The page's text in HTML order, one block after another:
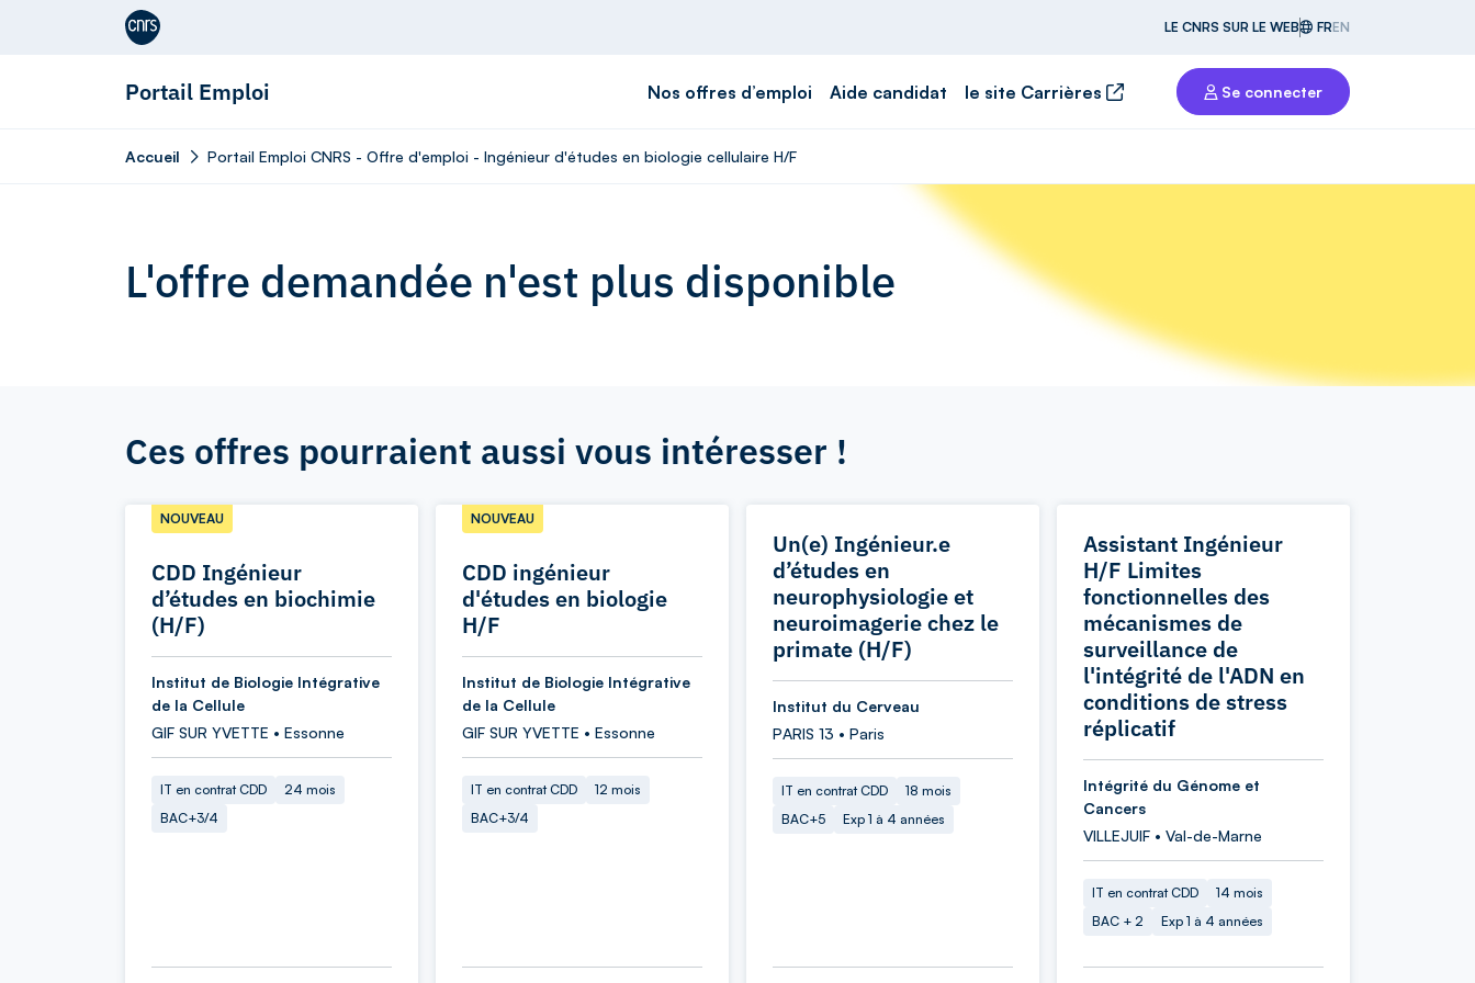
Aller au contenu
LE CNRS SUR LE WEB FREN
Portail Emploi Nos offres d’emploi Aide candidat le site Carrières Se connecter
Accueil Portail Emploi CNRS - Offre d'emploi - Ingénieur d'études en biologie cellulaire H/F
L'offre demandée n'est plus disponible
Ces offres pourraient aussi vous intéresser !
CDD Ingénieur
d’études en biochimie
(H/F)
NOUVEAU
Institut de Biologie Intégrative
de la Cellule
GIF SUR YVETTE • Essonne
IT en contrat CDD
24 mois
BAC+3/4
CDD ingénieur
d'études en biologie
H/F
NOUVEAU
Institut de Biologie Intégrative
de la Cellule
GIF SUR YVETTE • Essonne
IT en contrat CDD
12 mois
BAC+3/4
Un(e) Ingénieur.e
d’études en
neurophysiologie et
neuroimagerie chez le
primate (H/F)
Institut du Cerveau
PARIS 13 • Paris
IT en contrat CDD
18 mois
BAC+5
Exp 1 à 4 années
Assistant Ingénieur
H/F Limites
fonctionnelles des
mécanismes de
surveillance de
l'intégrité de l'ADN en
conditions de stress
réplicatif
Intégrité du Génome et
Cancers
VILLEJUIF • Val-de-Marne
IT en contrat CDD
14 mois
BAC + 2
Exp 1 à 4 années